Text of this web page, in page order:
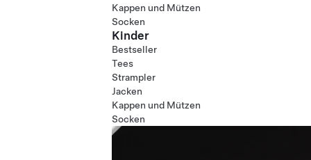
Kappen und Mützen
Socken
Kinder
Bestseller
Tees
Strampler
Jacken
Kappen und Mützen
Socken